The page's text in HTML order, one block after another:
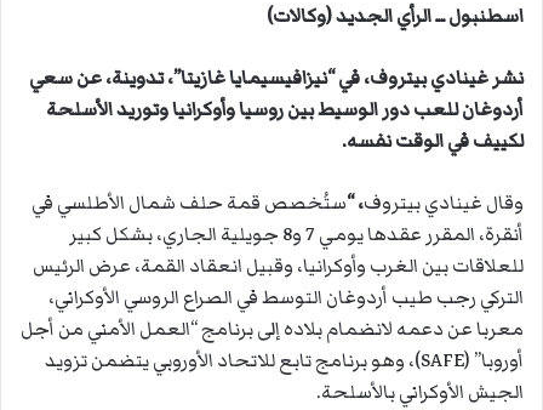
ن
ا
اسطنبول ــ الرأي الجديد (وكالات)
نشر غينادي بيتروف، في “نيزافيسيمايا غازيتا”، تدوينة، عن سعي
أردوغان للعب دور الوسيط بين روسيا وأوكرانيا وتوريد الأسلحة
لكييف في الوقت نفسه.
وقال غينادي بيتروف، “ستُخصص قمة حلف شمال الأطلسي في
أنقرة، المقرر عقدها يومي 7 و8 جويلية الجاري، بشكل كبير
للعلاقات بين الغرب وأوكرانيا، وقبيل انعقاد القمة، عرض الرئيس
التركي رجب طيب أردوغان التوسط في الصراع الروسي الأوكراني،
معربا عن دعمه لانضمام بلاده إلى برنامج “العمل الأمني ​​من أجل
أوروبا” (SAFE)، وهو برنامج تابع للاتحاد الأوروبي يتضمن تزويد
الجيش الأوكراني بالأسلحة.